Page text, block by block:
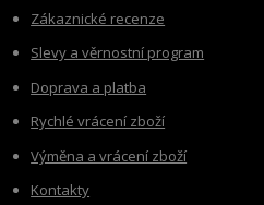
Zákaznické recenze
Slevy a věrnostní program
Doprava a platba
Rychlé vrácení zboží
Výměna a vrácení zboží
Kontakty